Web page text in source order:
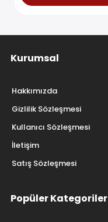
Kurumsal
Hakkımızda
Gizlilik Sözleşmesi
Kullanıcı Sözleşmesi
İletişim
Satış Sözleşmesi
Popüler Kategoriler